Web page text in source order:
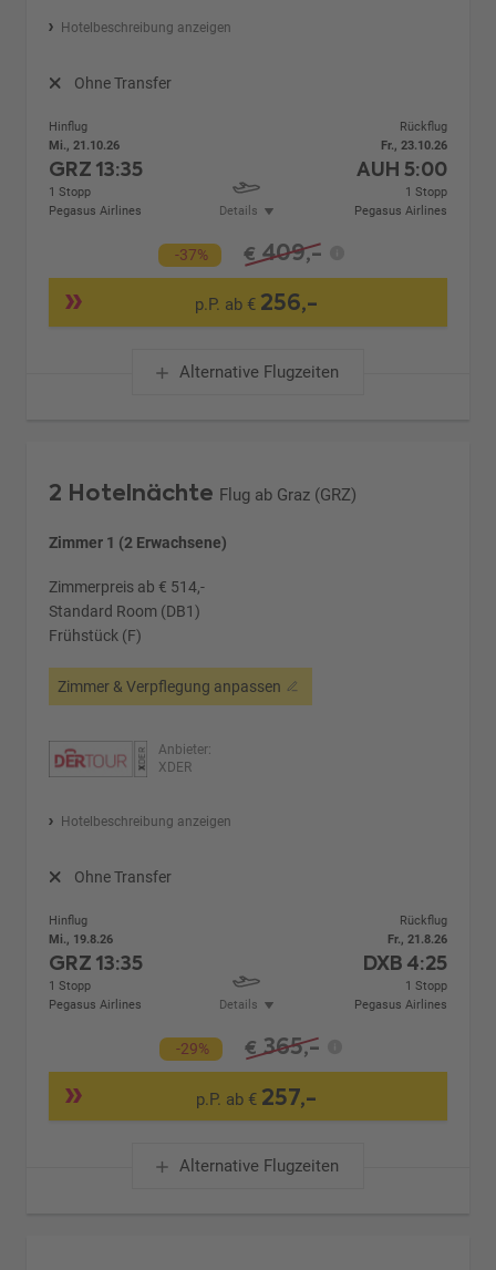
Hotelbeschreibung anzeigen
Ohne Transfer
Hinflug
Mi., 21.10.26
GRZ13:35
1 Stopp
Pegasus Airlines
Details
Rückflug
Fr., 23.10.26
AUH 5:00
1 Stopp
Pegasus Airlines
-37% € 409,-
p.P. ab € 256,-
Alternative Flugzeiten
2 Hotelnächte Flug ab Graz (GRZ)
Zimmer 1 (2 Erwachsene)
Zimmerpreis ab € 514,-
Standard Room (DB1)
Frühstück (F)
Zimmer & Verpflegung anpassen
Anbieter:
XDER
Hotelbeschreibung anzeigen
Ohne Transfer
Hinflug
Mi., 19.8.26
GRZ13:35
1 Stopp
Pegasus Airlines
Details
Rückflug
Fr., 21.8.26
DXB 4:25
1 Stopp
Pegasus Airlines
-29% € 365,-
p.P. ab € 257,-
Alternative Flugzeiten